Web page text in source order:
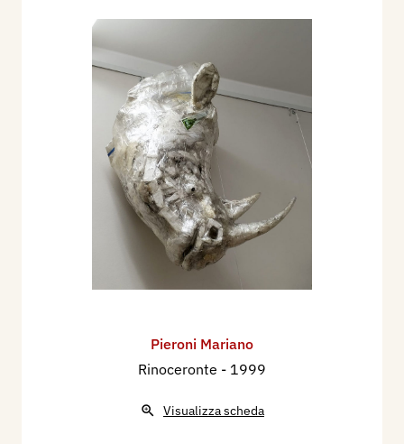
Pieroni Mariano
Rinoceronte - 1999
Visualizza scheda